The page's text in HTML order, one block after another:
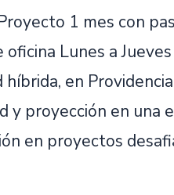
1 mes con
oficina Lunes a
híbrida, en Providencia
y proyección en una
en proyectos